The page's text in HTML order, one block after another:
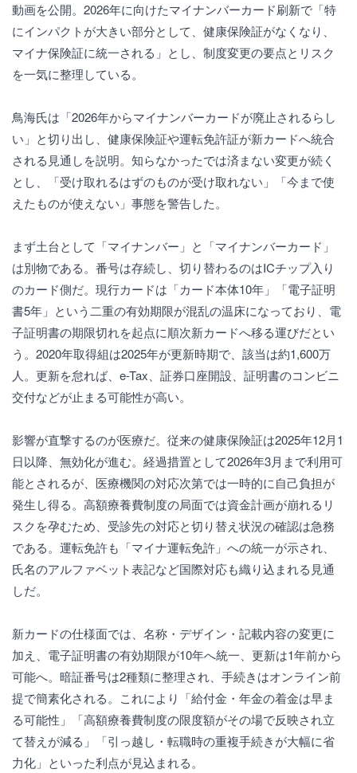
動画を公開。2026年に向けたマイナンバーカード刷新で「特
にインパクトが大きい部分として、健康保険証がなくなり、
マイナ保険証に統一される」とし、制度変更の要点とリスク
を一気に整理している。
鳥海氏は「2026年からマイナンバーカードが廃止されるらし
い」と切り出し、健康保険証や運転免許証が新カードへ統合
される見通しを説明。知らなかったでは済まない変更が続く
とし、「受け取れるはずのものが受け取れない」「今まで使
えたものが使えない」事態を警告した。
まず土台として「マイナンバー」と「マイナンバーカード」
は別物である。番号は存続し、切り替わるのはICチップ入り
のカード側だ。現行カードは「カード本体10年」「電子証明
書5年」という二重の有効期限が混乱の温床になっており、電
子証明書の期限切れを起点に順次新カードへ移る運びだとい
う。2020年取得組は2025年が更新時期で、該当は約1,600万
人。更新を怠れば、e-Tax、証券口座開設、証明書のコンビニ
交付などが止まる可能性が高い。
影響が直撃するのが医療だ。従来の健康保険証は2025年12月1
日以降、無効化が進む。経過措置として2026年3月まで利用可
能とされるが、医療機関の対応次第では一時的に自己負担が
発生し得る。高額療養費制度の局面では資金計画が崩れるリ
スクを孕むため、受診先の対応と切り替え状況の確認は急務
である。運転免許も「マイナ運転免許」への統一が示され、
氏名のアルファベット表記など国際対応も織り込まれる見通
しだ。
新カードの仕様面では、名称・デザイン・記載内容の変更に
加え、電子証明書の有効期限が10年へ統一、更新は1年前から
可能へ。暗証番号は2種類に整理され、手続きはオンライン前
提で簡素化される。これにより「給付金・年金の着金は早ま
る可能性」「高額療養費制度の限度額がその場で反映され立
て替えが減る」「引っ越し・転職時の重複手続きが大幅に省
力化」といった利点が見込まれる。